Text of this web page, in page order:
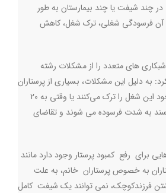
چند شیفت یا چند بیمارستان به طور
آن فرسودگی شغلی، ترک شغل، کاهش
های متعدد را از مشکلات رشته
به دلیل این مشکلات، بسیاری از پرستاران
در میانه سالهای خدمت خود این شغل را ترک می‌کنند یا وقتی به 20
به شدت فرسوده می شوند و تقاضای
برای رفع کمبود پرستار وجود دارد مانند
به خصوص پرستاران خانم، به علت
فرزندکوچک، نمی توانند یک شیفت کامل